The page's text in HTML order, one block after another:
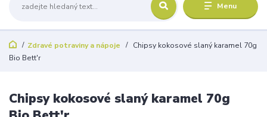
Menu
Zdravé potraviny a nápoje
Chipsy kokosové slaný karamel 70g
Bio Bett'r
Chipsy kokosové slaný karamel 70g